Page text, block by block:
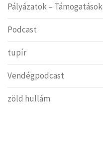
Pályázatok – Támogatások
Podcast
tupír
Vendégpodcast
zöld hullám